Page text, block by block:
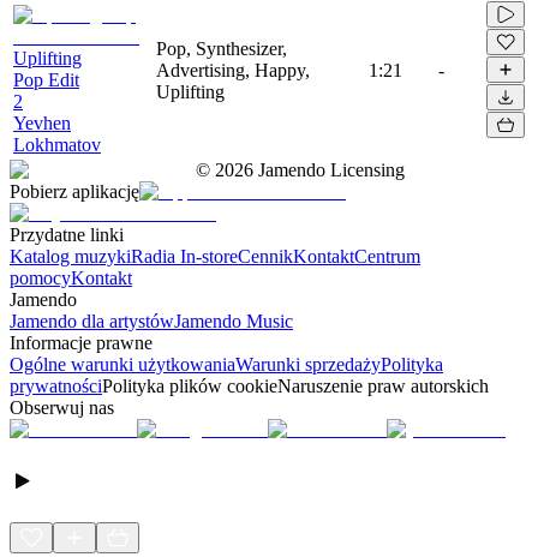
Uplifting
Pop Edit
2
Yevhen
Lokhmatov
Pop, Synthesizer,
Advertising, Happy,
Uplifting
1:21 -
© 2026 Jamendo Licensing
Pobierz aplikację
Przydatne linki
Katalog muzykiRadia In-storeCennikKontaktCentrum
pomocyKontakt
Jamendo
Jamendo dla artystówJamendo Music
Informacje prawne
Ogólne warunki użytkowaniaWarunki sprzedażyPolityka
prywatnościPolityka plików cookieNaruszenie praw autorskich
Obserwuj nas